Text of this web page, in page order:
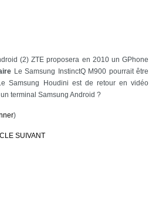
(2) ZTE proposera en 2010 un GPhone
Le Samsung InstinctQ M900 pourrait être
Samsung Houdini est de retour en vidéo
terminal Samsung Android ?
)
SUIVANT